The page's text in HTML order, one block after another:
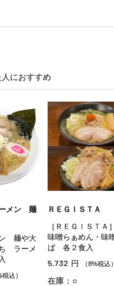
におすすめ
メン 麺
ン 麺や大
ラーメ
税込）
ＲＥＧＩＳＴＡ
［ＲＥＧＩＳＴ
味噌らぁめん・味
ば 各２食入
5,732 円 （8%税込
在庫：○